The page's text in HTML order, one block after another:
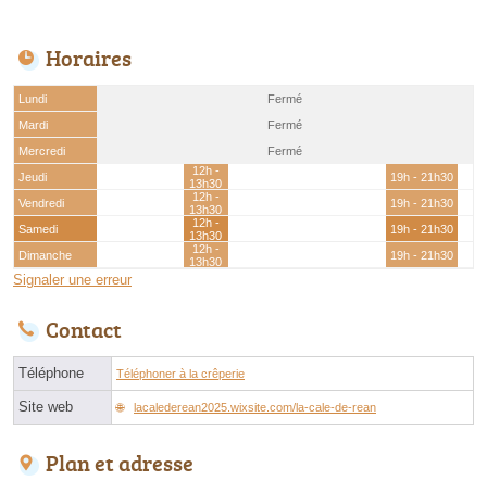
Horaires
Lundi
Fermé
Mardi
Fermé
Mercredi
Fermé
Jeudi
12h -
13h30
19h - 21h30
Vendredi
12h -
13h30
19h - 21h30
Samedi
12h -
13h30
19h - 21h30
Dimanche
12h -
13h30
19h - 21h30
Signaler une erreur
Contact
Téléphone Téléphoner à la crêperie
Site web lacalederean2025.wixsite.com/la-cale-de-rean
Plan et adresse